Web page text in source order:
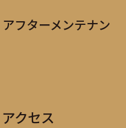
フターメンテナン
クセス